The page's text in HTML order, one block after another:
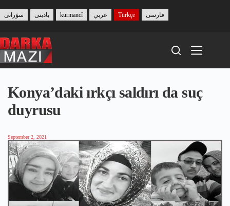
content
بادینی سۆرانی kurmancî عربي Türkçe فارسی
Konya’daki ırkçı saldırı da suç
duyrusu
September 2, 2021